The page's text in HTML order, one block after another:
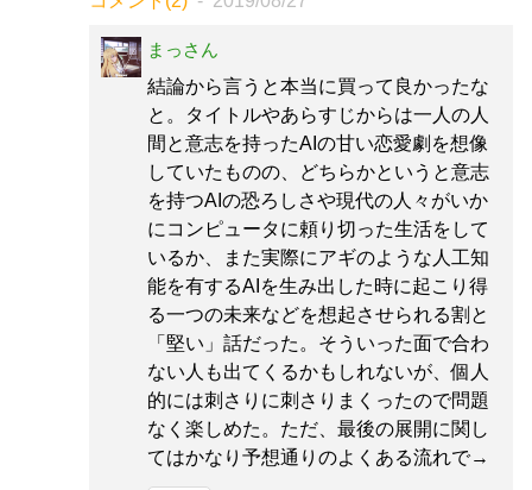
まっさん
結論から言うと本当に買って良かったな
と。タイトルやあらすじからは一人の人
間と意志を持ったAIの甘い恋愛劇を想像
していたものの、どちらかというと意志
を持つAIの恐ろしさや現代の人々がいか
にコンピュータに頼り切った生活をして
いるか、また実際にアギのような人工知
能を有するAIを生み出した時に起こり得
る一つの未来などを想起させられる割と
「堅い」話だった。そういった面で合わ
ない人も出てくるかもしれないが、個人
的には刺さりに刺さりまくったので問題
なく楽しめた。ただ、最後の展開に関し
てはかなり予想通りのよくある流れで→